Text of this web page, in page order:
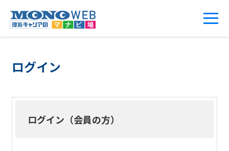
ログイン
ログイン（会員の方）